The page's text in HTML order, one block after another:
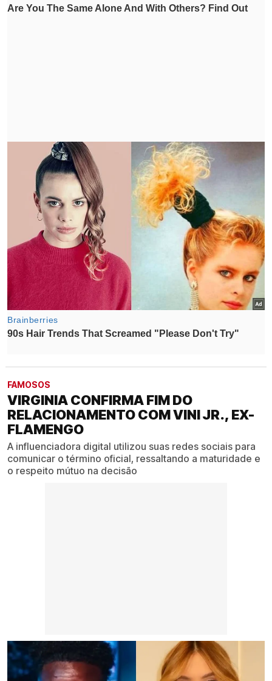
FAMOSOS
VIRGINIA CONFIRMA FIM DO
RELACIONAMENTO COM VINI JR., EX-
FLAMENGO
A influenciadora digital utilizou suas redes sociais para
comunicar o término oficial, ressaltando a maturidade e
o respeito mútuo na decisão